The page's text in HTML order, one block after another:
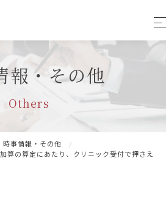
報・その他
Others
時事情報・その他
算の算定にあたり、クリニック受付で押さえ